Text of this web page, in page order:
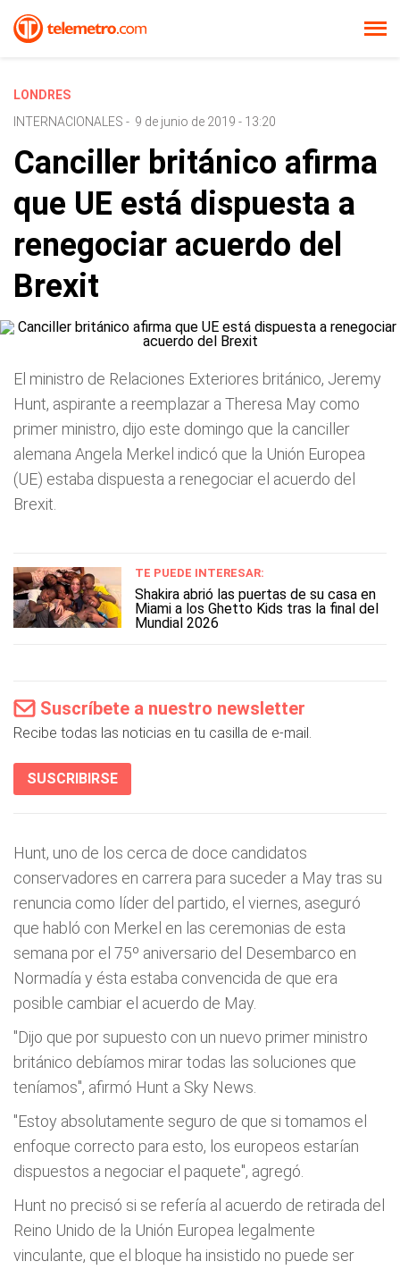
LONDRES
INTERNACIONALES - 9 de junio de 2019 - 13:20
Canciller británico afirma
que UE está dispuesta a
renegociar acuerdo del
Brexit
El ministro de Relaciones Exteriores británico, Jeremy
Hunt, aspirante a reemplazar a Theresa May como
primer ministro, dijo este domingo que la canciller
alemana Angela Merkel indicó que la Unión Europea
(UE) estaba dispuesta a renegociar el acuerdo del
Brexit.
TE PUEDE INTERESAR:
Shakira abrió las puertas de su casa en
Miami a los Ghetto Kids tras la final del
Mundial 2026
Suscríbete a nuestro newsletter
Recibe todas las noticias en tu casilla de e-mail.
SUSCRIBIRSE
Hunt, uno de los cerca de doce candidatos
conservadores en carrera para suceder a May tras su
renuncia como líder del partido, el viernes, aseguró
que habló con Merkel en las ceremonias de esta
semana por el 75º aniversario del Desembarco en
Normadía y ésta estaba convencida de que era
posible cambiar el acuerdo de May.
"Dijo que por supuesto con un nuevo primer ministro
británico debíamos mirar todas las soluciones que
teníamos", afirmó Hunt a Sky News.
"Estoy absolutamente seguro de que si tomamos el
enfoque correcto para esto, los europeos estarían
dispuestos a negociar el paquete", agregó.
Hunt no precisó si se refería al acuerdo de retirada del
Reino Unido de la Unión Europea legalmente
vinculante, que el bloque ha insistido no puede ser